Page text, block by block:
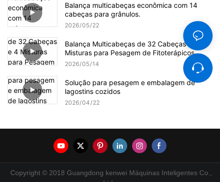
Balança multicabeças econômica com 14
cabeças para grânulos.
2026 05 22
Balança Multicabeças de 32 Cabeças e 4
Misturas para Pesagem de Fitoterápicos
2026 05 14
Solução para pesagem e embalagem de
lagostins cozidos
2026 04 22
Copyright © 2018 Guangdong kenwei Máquinas Inteligentes Co.,